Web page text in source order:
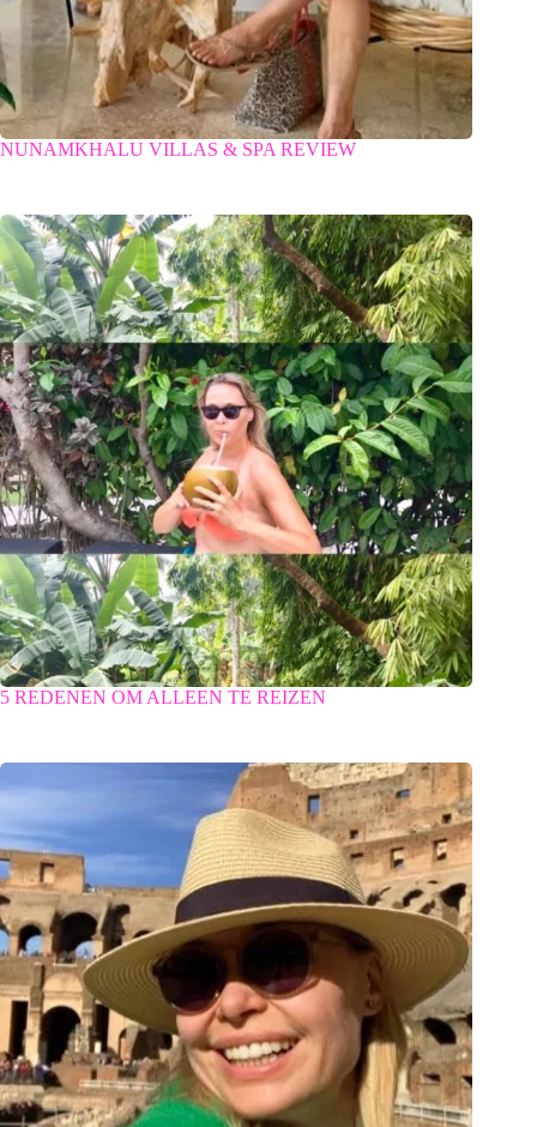
NUNAMKHALU VILLAS & SPA REVIEW
5 REDENEN OM ALLEEN TE REIZEN